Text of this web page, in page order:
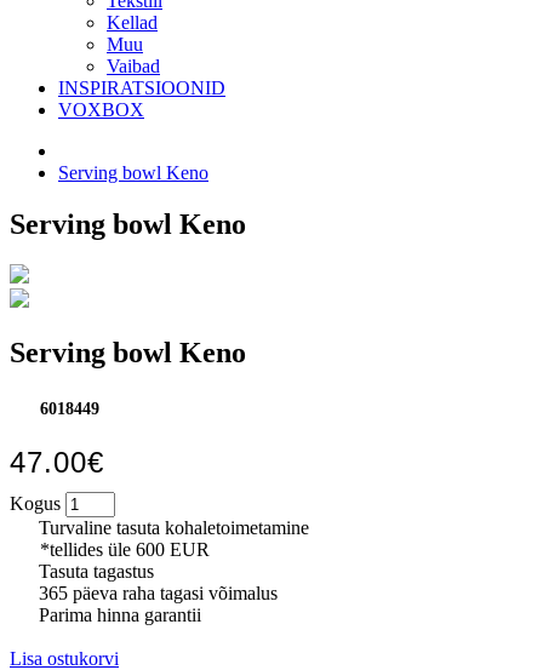
Kellad
Muu
Vaibad
INSPIRATSIOONID
VOXBOX
Serving bowl Keno
Serving bowl Keno
Serving bowl Keno
6018449
47.00€
Kogus
Turvaline tasuta kohaletoimetamine
*tellides üle 600 EUR
Tasuta tagastus
365 päeva raha tagasi võimalus
Parima hinna garantii
Lisa ostukorvi